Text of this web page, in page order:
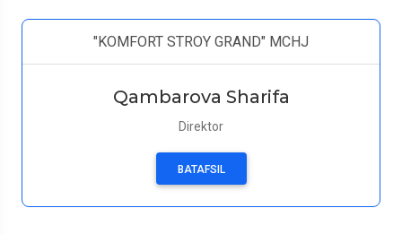
"KOMFORT STROY GRAND" MCHJ
Qambarova Sharifa
Direktor
BATAFSIL